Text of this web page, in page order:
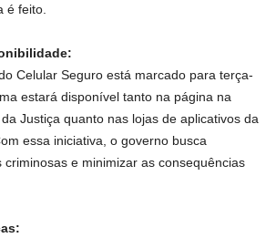
é feito.
Celular Seguro está marcado para terça-
estará disponível tanto na página na
Justiça quanto nas lojas de aplicativos da
essa iniciativa, o governo busca
e minimizar as consequências